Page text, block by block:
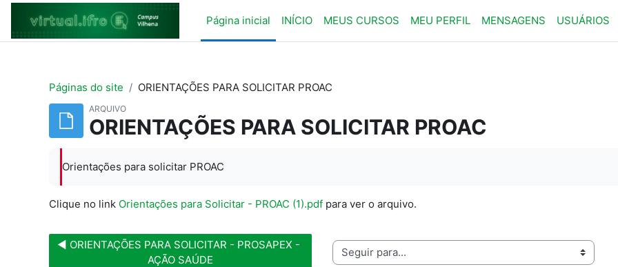
Ir para o conteúdo principal
Página inicial
INÍCIO MEUS CURSOS MEU PERFIL MENSAGENS USUÁRIOS
Páginas do site
ORIENTAÇÕES PARA SOLICITAR PROAC
ARQUIVO
ORIENTAÇÕES PARA SOLICITAR PROAC
Orientações para solicitar PROAC
Clique no link Orientações para Solicitar - PROAC (1).pdf para ver o arquivo.
◀︎ ORIENTAÇÕES PARA SOLICITAR - PROSAPEX -
AÇÃO SAÚDE
Seguir para...